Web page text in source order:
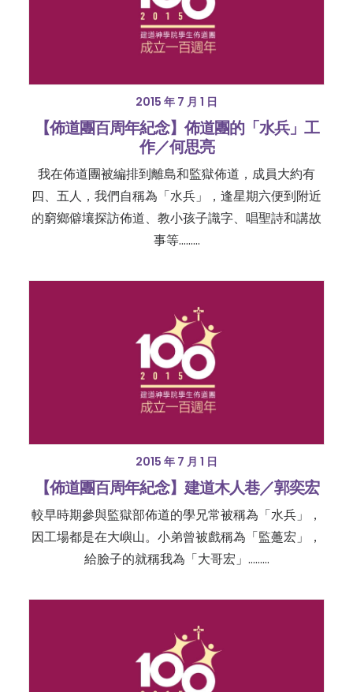
2015 年 7 月 1 日
【佈道團百周年紀念】佈道團的「水兵」工
作／何思亮
我在佈道團被編排到離島和監獄佈道，成員大約有
四、五人，我們自稱為「水兵」，逢星期六便到附近
的窮鄉僻壤探訪佈道、教小孩子識字、唱聖詩和講故
事等………
2015 年 7 月 1 日
【佈道團百周年紀念】建道木人巷／郭奕宏
較早時期參與監獄部佈道的學兄常被稱為「水兵」，
因工場都是在大嶼山。小弟曾被戲稱為「監躉宏」，
給臉子的就稱我為「大哥宏」………